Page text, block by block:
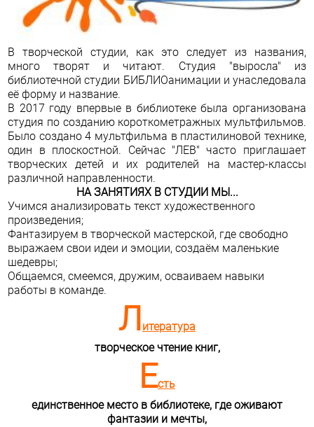
В творческой студии, как это следует из названия,
много творят и читают. Студия "выросла" из
библиотечной студии БИБЛИОанимации и унаследовала
её форму и название.
В 2017 году впервые в библиотеке была организована
студия по созданию короткометражных мультфильмов.
Было создано4 мультфильма в пластилиновой технике,
один в плоскостной. Сейчас "ЛЕВ" часто приглашает
творческих детей и их родителей на мастер-классы
различной направленности.
НА ЗАНЯТИЯХ В СТУДИИ МЫ...
Учимся анализировать текст художественного
произведения;
Фантазируем в творческой мастерской, где свободно
выражаем свои идеи и эмоции, создаём маленькие
шедевры;
Общаемся, смеемся, дружим, осваиваем навыки
работы в команде.
Литература
творческое чтение книг,
Есть
единственное место в библиотеке, где оживают
фантазии и мечты,